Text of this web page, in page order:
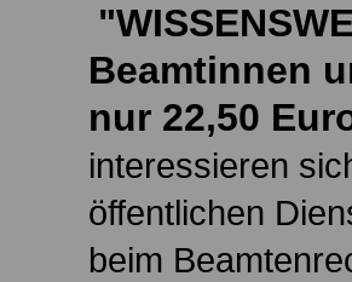
Beamtinnen
nur 22,50
interessieren
öffentlichen
beim